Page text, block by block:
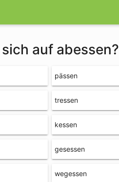
auf abessen?
pässen
tressen
kessen
gesessen
wegessen